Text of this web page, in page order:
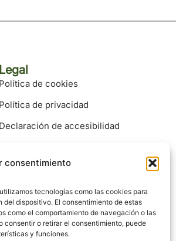
consentimiento
tecnologías como las cookies para
dispositivo. El consentimiento de estas
como el comportamiento de navegación o las
o retirar el consentimiento, puede
y funciones.
Legal
Política de cookies
Política de privacidad
Declaración de accesibilidad